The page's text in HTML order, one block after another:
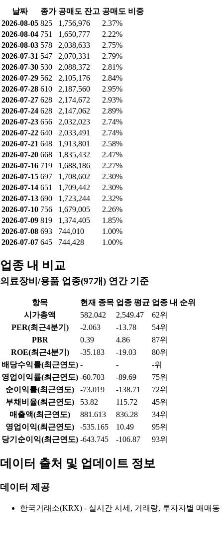
날짜 종가 공매도 잔고 공매도 비중
2026-08-05 825 1,756,976
2.37%
2026-08-04 751 1,650,777
2.22%
2026-08-03 578 2,038,633
2.75%
2026-07-31 547 2,070,331
2.79%
2026-07-30 530 2,088,372
2.81%
2026-07-29 562 2,105,176
2.84%
2026-07-28 610 2,187,560
2.95%
2026-07-27 628 2,174,672
2.93%
2026-07-24 628 2,147,062
2.89%
2026-07-23 656 2,032,023
2.74%
2026-07-22 640 2,033,491
2.74%
2026-07-21 648 1,913,801
2.58%
2026-07-20 668 1,835,432
2.47%
2026-07-16 719 1,688,186
2.27%
2026-07-15 697 1,708,602
2.30%
2026-07-14 651 1,709,442
2.30%
2026-07-13 690 1,723,244
2.32%
2026-07-10 756 1,679,005
2.26%
2026-07-09 819 1,374,405
1.85%
2026-07-08 693 744,010
1.00%
2026-07-07 645 744,428 1.00%
업종 내 비교
의료장비/용품 업종(97개) 연간 기준
항목 현재 종목 업종 평균 업종 내 순위
시가총액
582.042 2,549.47
62위
PER(최근4분기)
-2.063 -13.78
54위
PBR
0.39 4.86
87위
ROE(최근4분기)
-35.183 -19.03
80위
배당수익률(최근연도) - -
-위
영업이익률(최근연도) -60.703 -89.69
75위
순이익률(최근연도)
-73.019 -138.71
72위
부채비율(최근연도)
53.82 115.72
45위
매출액(최근연도)
881.613 836.28
34위
영업이익(최근연도)
-535.165 10.49
95위
당기순이익(최근연도) -643.745 -106.87 93위
데이터 출처 및 업데이트 정보
데이터 제공
한국거래소(KRX) - 실시간 시세, 거래량, 투자자별 매매동